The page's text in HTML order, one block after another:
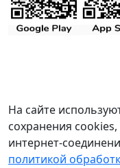
На сайте
сохранения
интернет-
политикой